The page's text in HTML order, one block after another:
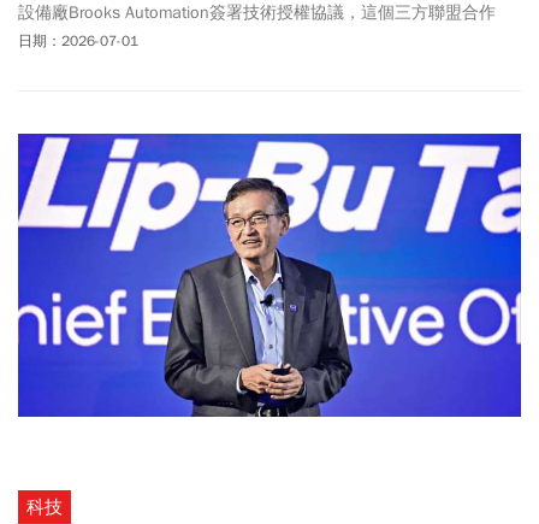
設備廠Brooks Automation簽署技術授權協議，這個三方聯盟合作
案，不只突顯了地緣政治下在地化供應鏈的重要性，對於台灣本地
萬美元。至於聯策則專注於視覺檢測技術，旨在解決良率問題和人
力短缺的挑戰。這兩家同屬德鑫控股成員的台灣中小型企業，都因
此找到躍上國際舞台的新商業模式。
日期：2026-07-01
科技